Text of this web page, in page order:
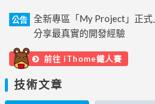
公告
全新專區「My Project」正式
分享最真實的開發經驗
前往 iThome鐵人賽
技術文章